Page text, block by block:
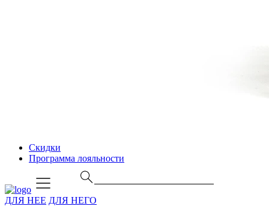
Скидки
Программа лояльности
ДЛЯ НЕЕ ДЛЯ НЕГО